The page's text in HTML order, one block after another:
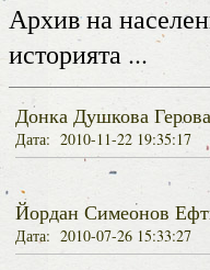
Архив на
историята ...
Донка Душкова Герова
Дата: 2010-11-22 19:35:17
Йордан Симеонов
Дата: 2010-07-26 15:33:27